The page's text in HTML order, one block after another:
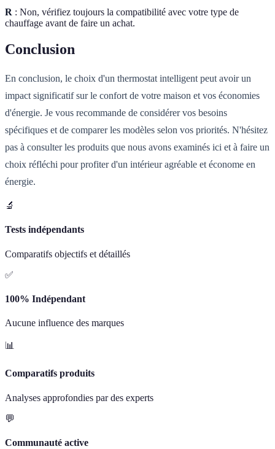
R : Non, vérifiez toujours la compatibilité avec votre type de
chauffage avant de faire un achat.
Conclusion
En conclusion, le choix d'un thermostat intelligent peut avoir un
impact significatif sur le confort de votre maison et vos économies
d'énergie. Je vous recommande de considérer vos besoins
spécifiques et de comparer les modèles selon vos priorités. N'hésitez
pas à consulter les produits que nous avons examinés ici et à faire un
choix réfléchi pour profiter d'un intérieur agréable et économe en
énergie.
🔬
Tests indépendants
Comparatifs objectifs et détaillés
✅
100% Indépendant
Aucune influence des marques
📊
Comparatifs produits
Analyses approfondies par des experts
💬
Communauté active